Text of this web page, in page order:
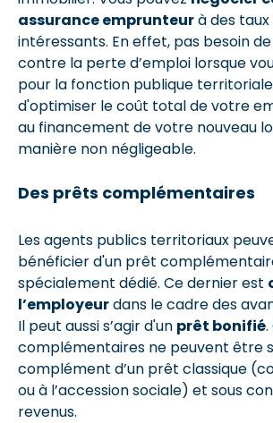
assurance emprunteurà des
intéressants. En effet, pas besoin
contre la perte d’emploi lorsque
pour la fonction publique
d'optimiser le coût total de votre
au financement de votre nouveau
manière non négligeable.
Des prêts complémentaires
Les agents publics territoriaux
bénéficier d'un prêt
spécialement dédié. Ce dernier est
l’employeurdans le cadre des
Il peut aussi s’agir d'un prêt bonifié
complémentaires ne peuvent être
complément d’un prêt classique
ou à l’accession sociale) et sous
revenus.